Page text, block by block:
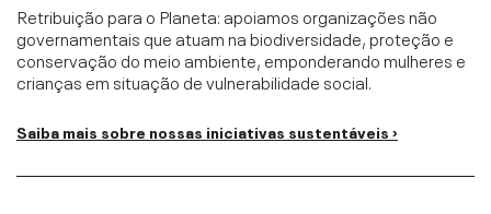
Retribuição para o Planeta: apoiamos organizações não
governamentais que atuam na biodiversidade, proteção e
conservação do meio ambiente, emponderando mulheres e
crianças em situação de vulnerabilidade social.
Saiba mais sobre nossas iniciativas sustentáveis ›